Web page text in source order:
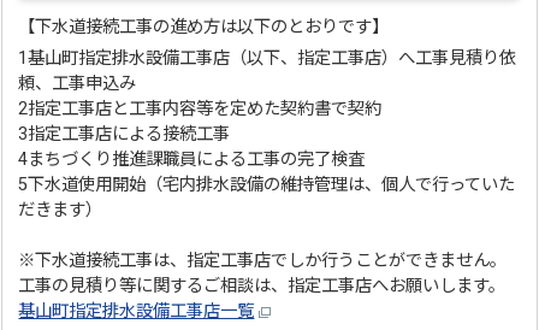
【下水道接続工事の進め方は以下のとおりです】
1基山町指定排水設備工事店（以下、指定工事店）へ工事見積り依
頼、工事申込み
2指定工事店と工事内容等を定めた契約書で契約
3指定工事店による接続工事
4まちづくり推進課職員による工事の完了検査
5下水道使用開始（宅内排水設備の維持管理は、個人で行っていた
だきます）
※下水道接続工事は、指定工事店でしか行うことができません。
工事の見積り等に関するご相談は、指定工事店へお願いします。
基山町指定排水設備工事店一覧